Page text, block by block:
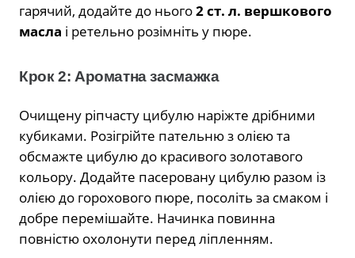
гарячий, додайте до нього2 ст. л. вершкового
масла і ретельно розімніть у пюре.
Крок 2: Ароматна засмажка
Очищену ріпчасту цибулю наріжте дрібними
кубиками. Розігрійте пательню з олією та
обсмажте цибулю до красивого золотавого
кольору. Додайте пасеровану цибулю разом із
олією до горохового пюре, посоліть за смаком і
добре перемішайте. Начинка повинна
повністю охолонути перед ліпленням.